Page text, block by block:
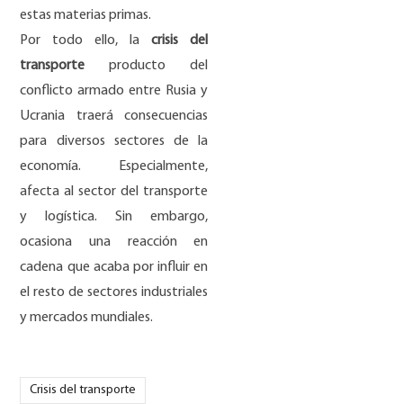
estas materias primas.
Por todo ello, lacrisis del
transporte producto del
conflicto armado entre Rusia y
Ucrania traerá consecuencias
para diversos sectores de la
economía. Especialmente,
afecta al sector del transporte
y logística. Sin embargo,
ocasiona una reacción en
cadena que acaba por influir en
el resto de sectores industriales
y mercados mundiales.
Crisis del transporte